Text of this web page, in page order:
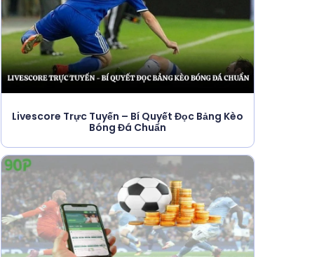
Livescore Trực Tuyến – Bí Quyết Đọc Bảng Kèo
Bóng Đá Chuẩn